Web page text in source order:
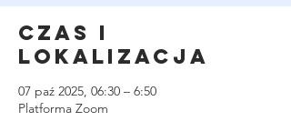
Czas i
lokalizacja
07 paź 2025, 06:30 – 6:50
Platforma Zoom